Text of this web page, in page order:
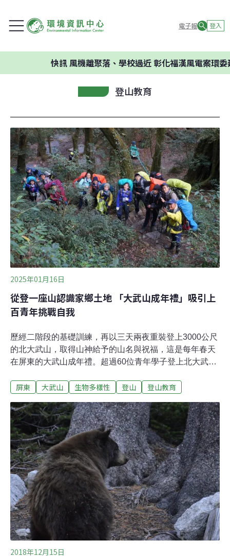
電子報 登入
風機離聚落、學校過近 彰化福漢風電案環委建議
登山教育
2025年01月16日
從登一座山認識家鄉土地 「大武山成年禮」吸引上
百青年挑戰自我
歷經二階段的基礎訓練，再以三天兩夜重裝登上3000公尺
的北大武山，取得山神給予的山名與祝福，這是每年春天
在屏東的大武山成年禮。超過60位青年學子登上北大武
地，下山後播下關懷環境的種子。大武山成年禮今
屏東，甚至有人一再回頭報名，想要一起登上北大武山？
大武山成年禮執行長林高本及資深幹部林豐雄接受《環境
資訊中心》專訪表示，活動背後的規劃設計，強調環境教
育及團隊行動的互助精神，給予參加的青年難忘體驗，使
大武山成年禮的品牌得以在地深耕，敬山精神世代傳承。
不只是登山活動 大武山不僅是台灣原住民排灣、魯凱族的
聖山，在高屏地區，不管在任何一個地方，只要天氣好都
可以看見大武山，可說是高屏人對家鄉最具代表性的符
碼。過去瑪家水庫、南橫高速公路等興建計畫，直搗大武
山自然保護區，激起在地原民、社運和生態保育界的
屏東 大武山 生物多樣性 登山 登山教育
2018年12月15日